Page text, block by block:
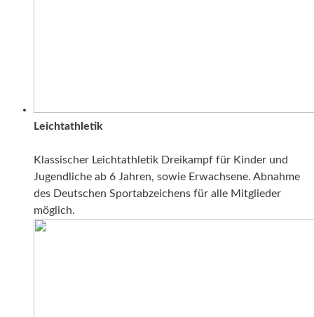
Leichtathletik
Klassischer Leichtathletik Dreikampf für Kinder und
Jugendliche ab 6 Jahren, sowie Erwachsene. Abnahme
des Deutschen Sportabzeichens für alle Mitglieder
möglich.